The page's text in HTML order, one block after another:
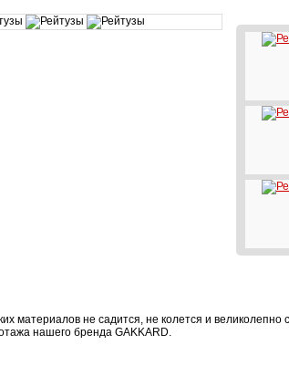
материалов не садится, не колется и великолепно
нашего бренда GAKKARD.